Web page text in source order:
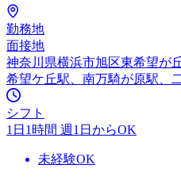
勤務地
面接地
神奈川県横浜市旭区東希望が
希望ケ丘駅、南万騎が原駅、
シフト
1日1時間 週1日からOK
未経験OK